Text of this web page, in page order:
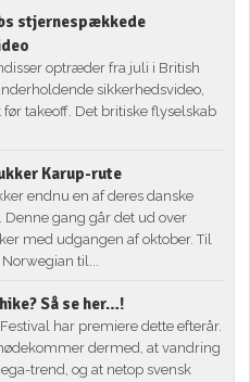
stjernespækkede
optræder fra juli i British
sikkerhedsvideo,
takeoff. Det britiske flyselskab
Karup-rute
endnu en af deres danske
Denne gang går det ud over
med udgangen af oktober. Til
til...
Så se her…!
har premiere dette efterår.
dermed, at vandring
trend, og at netop svensk